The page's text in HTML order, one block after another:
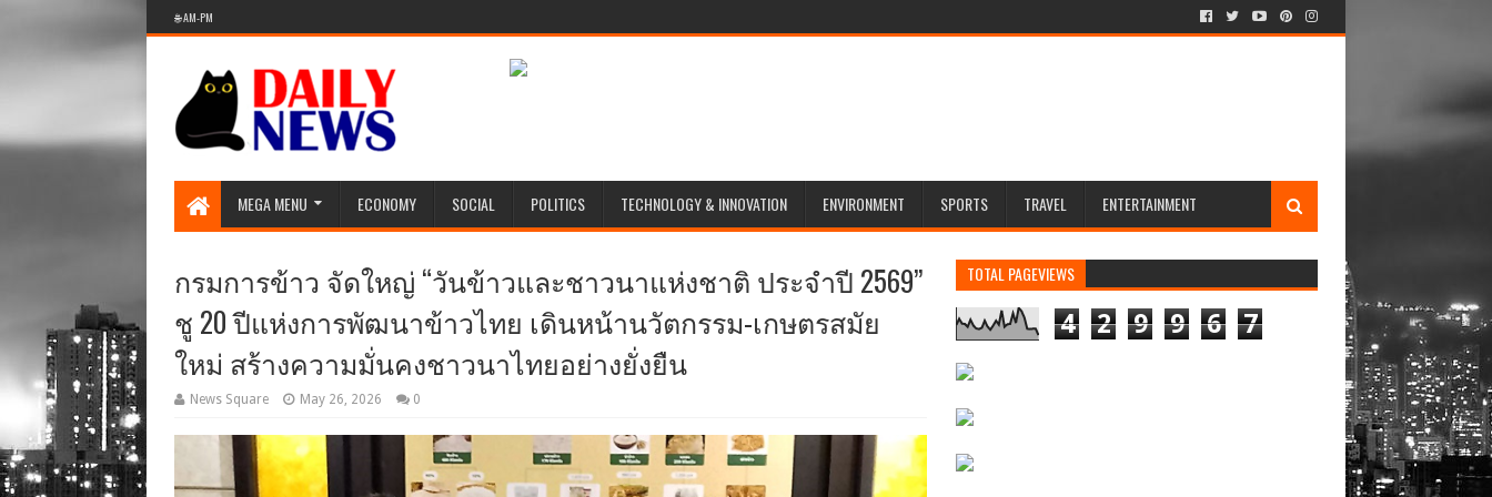
🌐 AM-PM
MEGA MENU ECONOMY SOCIAL POLITICS TECHNOLOGY & INNOVATION ENVIRONMENT SPORTS TRAVEL ENTERTAINMENT
กรมการข้าว จัดใหญ่ “วันข้าวและชาวนาแห่งชาติ ประจำปี 2569”
ชู 20 ปีแห่งการพัฒนาข้าวไทย เดินหน้านวัตกรรม-เกษตรสมัย
ใหม่ สร้างความมั่นคงชาวนาไทยอย่างยั่งยืน
News Square May 26, 2026 0
TOTAL PAGEVIEWS
4 2 9 9 6 7